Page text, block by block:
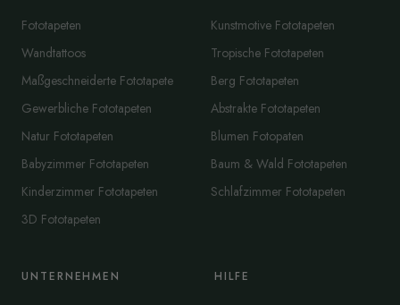
Fototapeten
Wandtattoos
Maßgeschneiderte Fototapete
Gewerbliche Fototapeten
Natur Fototapeten
Babyzimmer Fototapeten
Kinderzimmer Fototapeten
3D Fototapeten
Kunstmotive Fototapeten
Tropische Fototapeten
Berg Fototapeten
Abstrakte Fototapeten
Blumen Fotopaten
Baum & Wald Fototapeten
Schlafzimmer Fototapeten
UNTERNEHMEN HILFE